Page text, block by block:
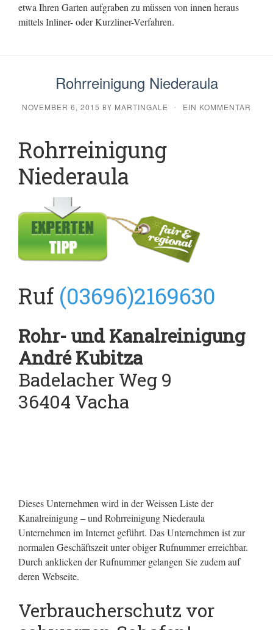
etwa Ihren Garten aufgraben zu müssen von innen heraus
mittels Inliner- oder Kurzliner-Verfahren.
Rohrreinigung Niederaula
NOVEMBER 6, 2015 BY MARTINGALE · EIN KOMMENTAR
Rohrreinigung
Niederaula
Ruf (03696)2169630
Rohr- und Kanalreinigung
André Kubitza
Badelacher Weg 9
36404 Vacha
Dieses Unternehmen wird in der Weissen Liste der
Kanalreinigung – und Rohrreinigung Niederaula
Unternehmen im Internet geführt. Das Unternehmen ist zur
normalen Geschäftszeit unter obiger Rufnummer erreichbar.
Durch anklicken der Rufnummer gelangen Sie zudem auf
deren Webseite.
Verbraucherschutz vor